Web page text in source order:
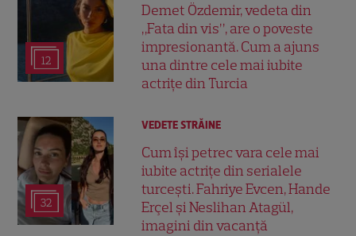
12
Demet Özdemir, vedeta din
„Fata din vis”, are o poveste
impresionantă. Cum a ajuns
una dintre cele mai iubite
actrițe din Turcia
32
VEDETE STRĂINE
Cum își petrec vara cele mai
iubite actrițe din serialele
turcești. Fahriye Evcen, Hande
Erçel și Neslihan Atagül,
imagini din vacanță